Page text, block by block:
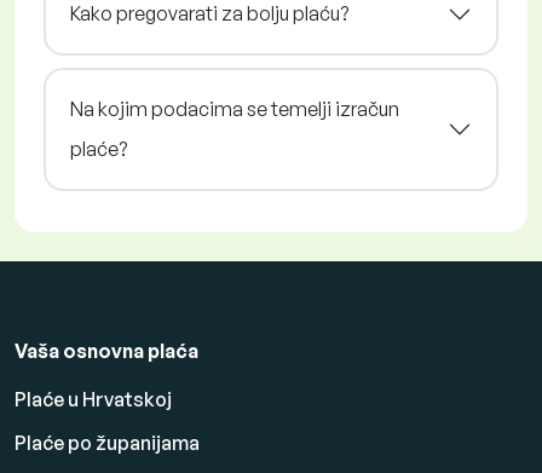
Kako pregovarati za bolju plaću?
Na kojim podacima se temelji izračun
plaće?
Vaša osnovna plaća
Plaće u Hrvatskoj
Plaće po županijama